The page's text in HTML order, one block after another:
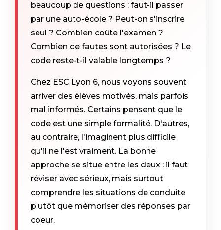
beaucoup de questions : faut-il passer
par une auto-école ? Peut-on s'inscrire
seul ? Combien coûte l'examen ?
Combien de fautes sont autorisées ? Le
code reste-t-il valable longtemps ?
Chez ESC Lyon 6, nous voyons souvent
arriver des élèves motivés, mais parfois
mal informés. Certains pensent que le
code est une simple formalité. D'autres,
au contraire, l'imaginent plus difficile
qu'il ne l'est vraiment. La bonne
approche se situe entre les deux : il faut
réviser avec sérieux, mais surtout
comprendre les situations de conduite
plutôt que mémoriser des réponses par
coeur.